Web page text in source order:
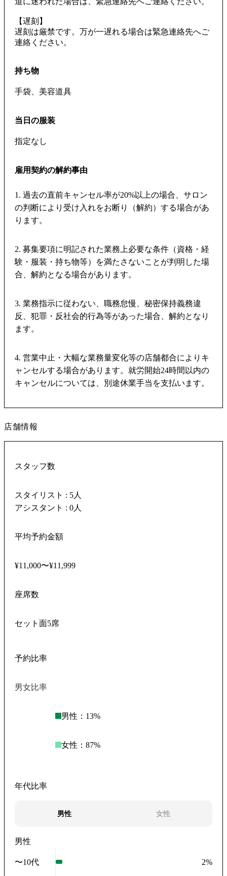
【遅刻】
遅刻は厳禁です。万が一遅れる場合は緊急連絡先へご
連絡ください。
持ち物
手袋、美容道具
当日の服装
指定なし
雇用契約の解約事由
1. 過去の直前キャンセル率が20%以上の場合、サロン
の判断により受け入れをお断り（解約）する場合があ
ります。
2. 募集要項に明記された業務上必要な条件（資格・経
験・服装・持ち物等）を満たさないことが判明した場
合、解約となる場合があります。
3. 業務指示に従わない、職務怠慢、秘密保持義務違
反、犯罪・反社会的行為等があった場合、解約となり
ます。
4. 営業中止・大幅な業務量変化等の店舗都合によりキ
ャンセルする場合があります。就労開始24時間以内の
キャンセルについては、別途休業手当を支払います。
店舗情報
スタッフ数
スタイリスト : 5人
アシスタント : 0人
平均予約金額
¥11,000〜¥11,999
座席数
セット面5席
予約比率
男女比率
男性： 13%
女性： 87%
年代比率
男性 女性
男性
〜10代 2%